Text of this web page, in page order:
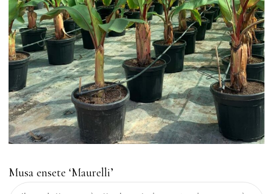
Musa ensete ‘Maurelli’